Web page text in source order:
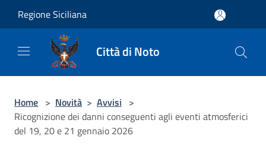
Regione Siciliana
Città di Noto
Home > Novità > Avvisi >
Ricognizione dei danni conseguenti agli eventi atmosferici
del 19, 20 e 21 gennaio 2026